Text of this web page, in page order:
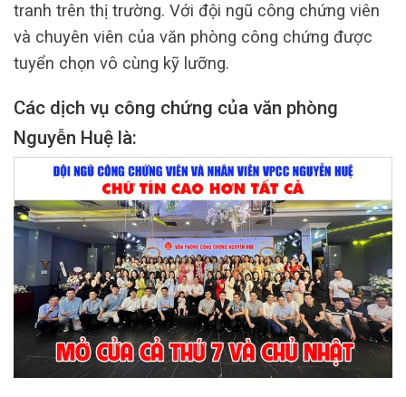
tranh trên thị trường. Với đội ngũ công chứng viên
và chuyên viên của văn phòng công chứng được
tuyển chọn vô cùng kỹ lưỡng.
Các dịch vụ công chứng của văn phòng
Nguyễn Huệ là: